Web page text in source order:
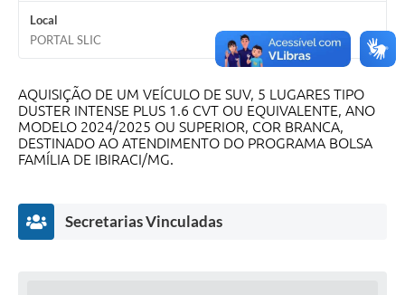
Local
PORTAL SLIC
AQUISIÇÃO DE UM VEÍCULO DE SUV, 5 LUGARES TIPO
DUSTER INTENSE PLUS 1.6 CVT OU EQUIVALENTE, ANO
MODELO 2024/2025 OU SUPERIOR, COR BRANCA,
DESTINADO AO ATENDIMENTO DO PROGRAMA BOLSA
FAMÍLIA DE IBIRACI/MG.
Secretarias Vinculadas